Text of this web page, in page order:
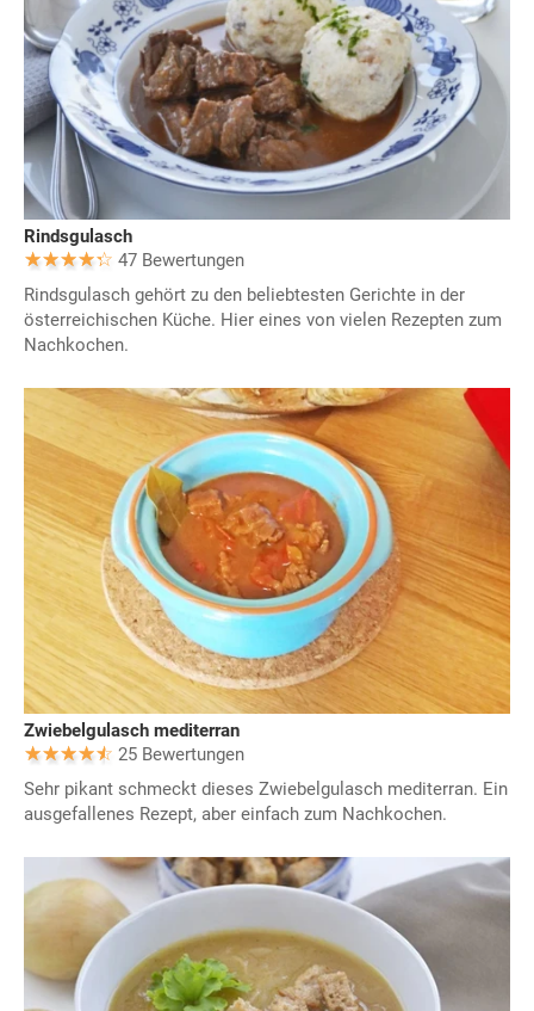
Rindsgulasch
47 Bewertungen
Rindsgulasch gehört zu den beliebtesten Gerichte in der
österreichischen Küche. Hier eines von vielen Rezepten zum
Nachkochen.
Zwiebelgulasch mediterran
25 Bewertungen
Sehr pikant schmeckt dieses Zwiebelgulasch mediterran. Ein
ausgefallenes Rezept, aber einfach zum Nachkochen.